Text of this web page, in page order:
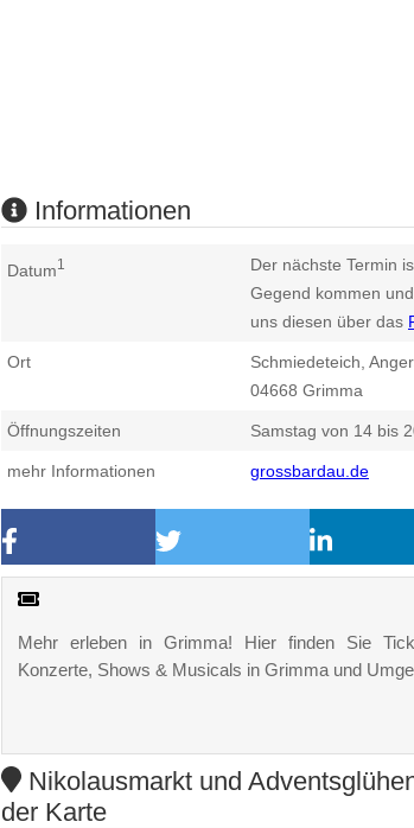
Informationen
Datum1
Der nächste Termin
Gegend kommen
uns diesen über das
Ort
Schmiedeteich,
04668 Grimma
Öffnungszeiten Samstag von 14 bis
mehr Informationen grossbardau.de
Mehr erleben in Grimma! Hier finden Sie
Konzerte, Shows & Musicals in Grimma und
Nikolausmarkt und
der Karte